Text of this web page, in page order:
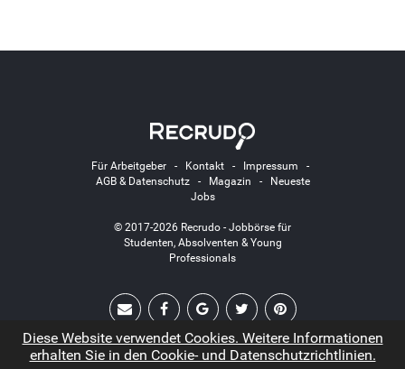
Für Arbeitgeber- Kontakt- Impressum -
AGB & Datenschutz- Magazin -
Neueste
Jobs
© 2017-2026 Recrudo - Jobbörse für
Studenten, Absolventen & Young
Professionals
Diese Website verwendet Cookies. Weitere Informationen
erhalten Sie in den Cookie- und Datenschutzrichtlinien.